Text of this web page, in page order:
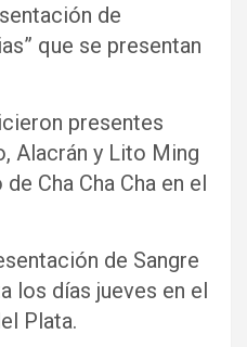
de
que se presentan
presentes
Alacrán y Lito Ming
Cha Cha Cha en el
de Sangre
los días jueves en el
Plata.